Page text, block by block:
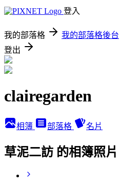
登入
我的部落格 我的部落格後台
登出
clairegarden
相簿 部落格 名片
草泥二訪 的相簿照片